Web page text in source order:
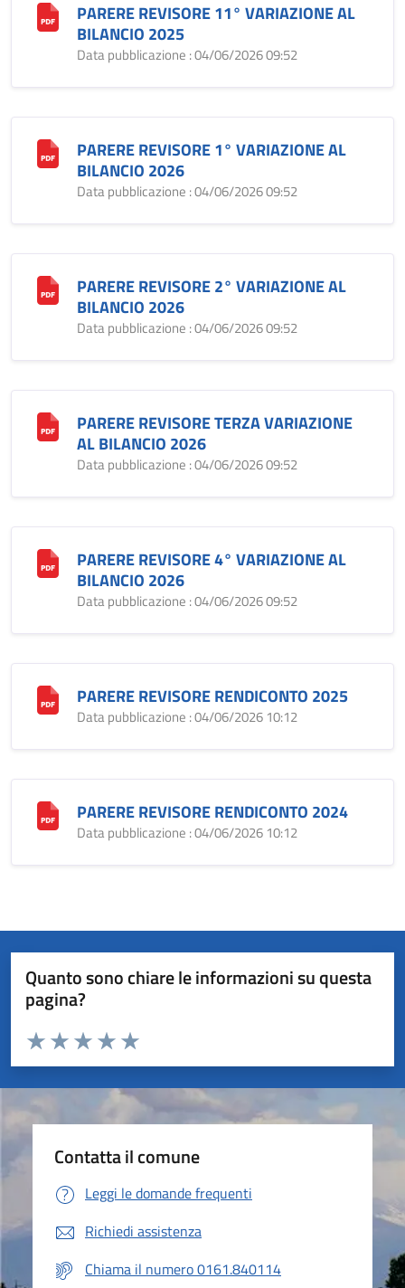
PARERE REVISORE 11° VARIAZIONE AL
BILANCIO 2025
Data pubblicazione : 04/06/2026 09:52
PARERE REVISORE 1° VARIAZIONE AL
BILANCIO 2026
Data pubblicazione : 04/06/2026 09:52
PARERE REVISORE 2° VARIAZIONE AL
BILANCIO 2026
Data pubblicazione : 04/06/2026 09:52
PARERE REVISORE TERZA VARIAZIONE
AL BILANCIO 2026
Data pubblicazione : 04/06/2026 09:52
PARERE REVISORE 4° VARIAZIONE AL
BILANCIO 2026
Data pubblicazione : 04/06/2026 09:52
PARERE REVISORE RENDICONTO 2025
Data pubblicazione : 04/06/2026 10:12
PARERE REVISORE RENDICONTO 2024
Data pubblicazione : 04/06/2026 10:12
Quanto sono chiare le informazioni su questa
pagina?
Valuta da 1 a 5 stelle la pagina
Valuta 5 stelle su 5
Valuta 4 stelle su 5
Valuta 3 stelle su 5
Valuta 2 stelle su 5
Valuta 1 stelle su 5
Contatta il comune
Leggi le domande frequenti
Richiedi assistenza
Chiama il numero 0161.840114